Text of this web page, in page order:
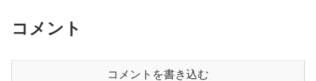
コメント
コメントを書き込む